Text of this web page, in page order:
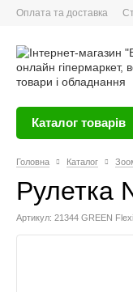
Оплата та доставка
Каталог товарів
Головна Каталог
Рулетка
Артикул: 21344 GREEN Flexi